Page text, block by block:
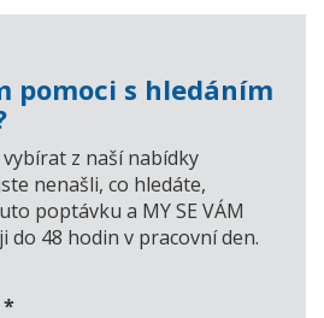
pomoci s hledáním
z naší nabídky
nenašli, co hledáte,
poptávku a MY SE VÁM
do 48 hodin v pracovní den.
*